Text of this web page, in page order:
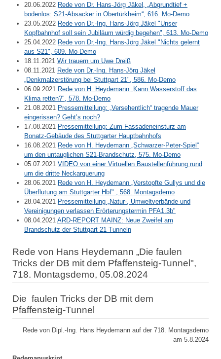
20.06.2022 Rede von Dr. Hans-Jörg Jäkel, „Abgrundtief +
bodenlos: S21-Absacker in Obertürkheim“, 616. Mo-Demo
23.05.2022 Rede von Dr.-Ing. Hans-Jörg Jäkel "Unser
Kopfbahnhof soll sein Jubiläum würdig begehen", 613. Mo-Demo
25.04.2022 Rede von Dr.-Ing. Hans-Jörg Jäkel "Nichts gelernt
aus S21", 609. Mo-Demo
18.11.2021 Wir trauern um Uwe Dreiß
08.11.2021 Rede von Dr.-Ing. Hans-Jörg Jäkel
„Denkmalzerstörung bei Stuttgart 21", 586. Mo-Demo
06.09.2021 Rede von H. Heydemann „Kann Wasserstoff das
Klima retten?", 578. Mo-Demo
21.08.2021 Pressemitteilung: „Versehentlich“ tragende Mauer
eingerissen? Geht’s noch?
17.08.2021 Pressemitteilung: Zum Fassadeneinsturz am
Bonatz-Gebäude des Stuttgarter Hauptbahnhofs
16.08.2021 Rede von H. Heydemann „Schwarzer-Peter-Spiel“
um den untauglichen S21-Brandschutz, 575. Mo-Demo
05.07.2021 VIDEO von einer Virtuellen Baustellenführung rund
um die dritte Neckarquerung
28.06.2021 Rede von H. Heydemann „Verstopfte Gullys und die
Überflutung am Stuttgarter Hbf" , 568. Montagsdemo
28.04.2021 Pressemitteilung „Natur-, Umweltverbände und
Vereinigungen verlassen Erörterungstermin PFA1.3b"
08.04.2021 ARD-REPORT MAINZ: Neue Zweifel am
Brandschutz der Stuttgart 21 Tunneln
Rede von Hans Heydemann „Die faulen
Tricks der DB mit dem Pfaffensteig-Tunnel",
718. Montagsdemo, 05.08.2024
Die faulen Tricks der DB mit dem
Pfaffensteig-Tunnel
Rede von Dipl.-Ing. Hans Heydemann auf der 718. Montagsdemo
am 5.8.2024